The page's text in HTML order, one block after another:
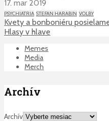
17. mar 2019
PSYCHIATRIA STEFAN HARABIN VOLBY
Kvety a bonboniéru
Hlasy v hlave
Memes
Media
Merch
Archív
Archív